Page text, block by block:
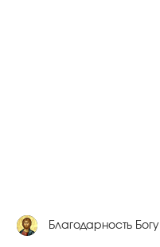
Благодарность Богу